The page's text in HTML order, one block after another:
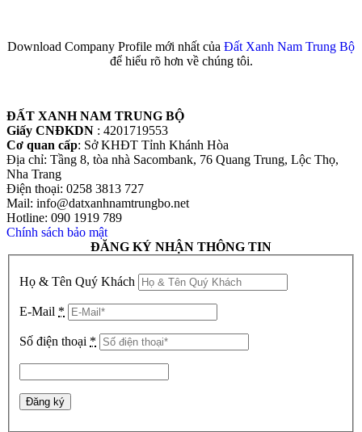
Download Company Profile mới nhất của Đất Xanh Nam Trung Bộ
để hiểu rõ hơn về chúng tôi.
ĐẤT XANH NAM TRUNG BỘ
Giấy CNĐKDN : 4201719553
Cơ quan cấp: Sở KHĐT Tỉnh Khánh Hòa
Địa chỉ: Tầng 8, tòa nhà Sacombank, 76 Quang Trung, Lộc Thọ,
Nha Trang
Điện thoại: 0258 3813 727
Mail: info@datxanhnamtrungbo.net
Hotline: 090 1919 789
Chính sách bảo mật
ĐĂNG KÝ NHẬN THÔNG TIN
Họ & Tên Quý Khách
E-Mail *
Số điện thoại *